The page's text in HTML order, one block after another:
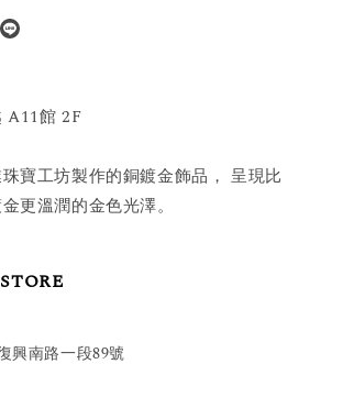
A11館 2F
寶工坊製作的銅鍍金飾品， 呈現比
更溫潤的金色光澤。
興南路一段89號